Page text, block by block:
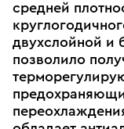
средней
двухслойной и
позволило